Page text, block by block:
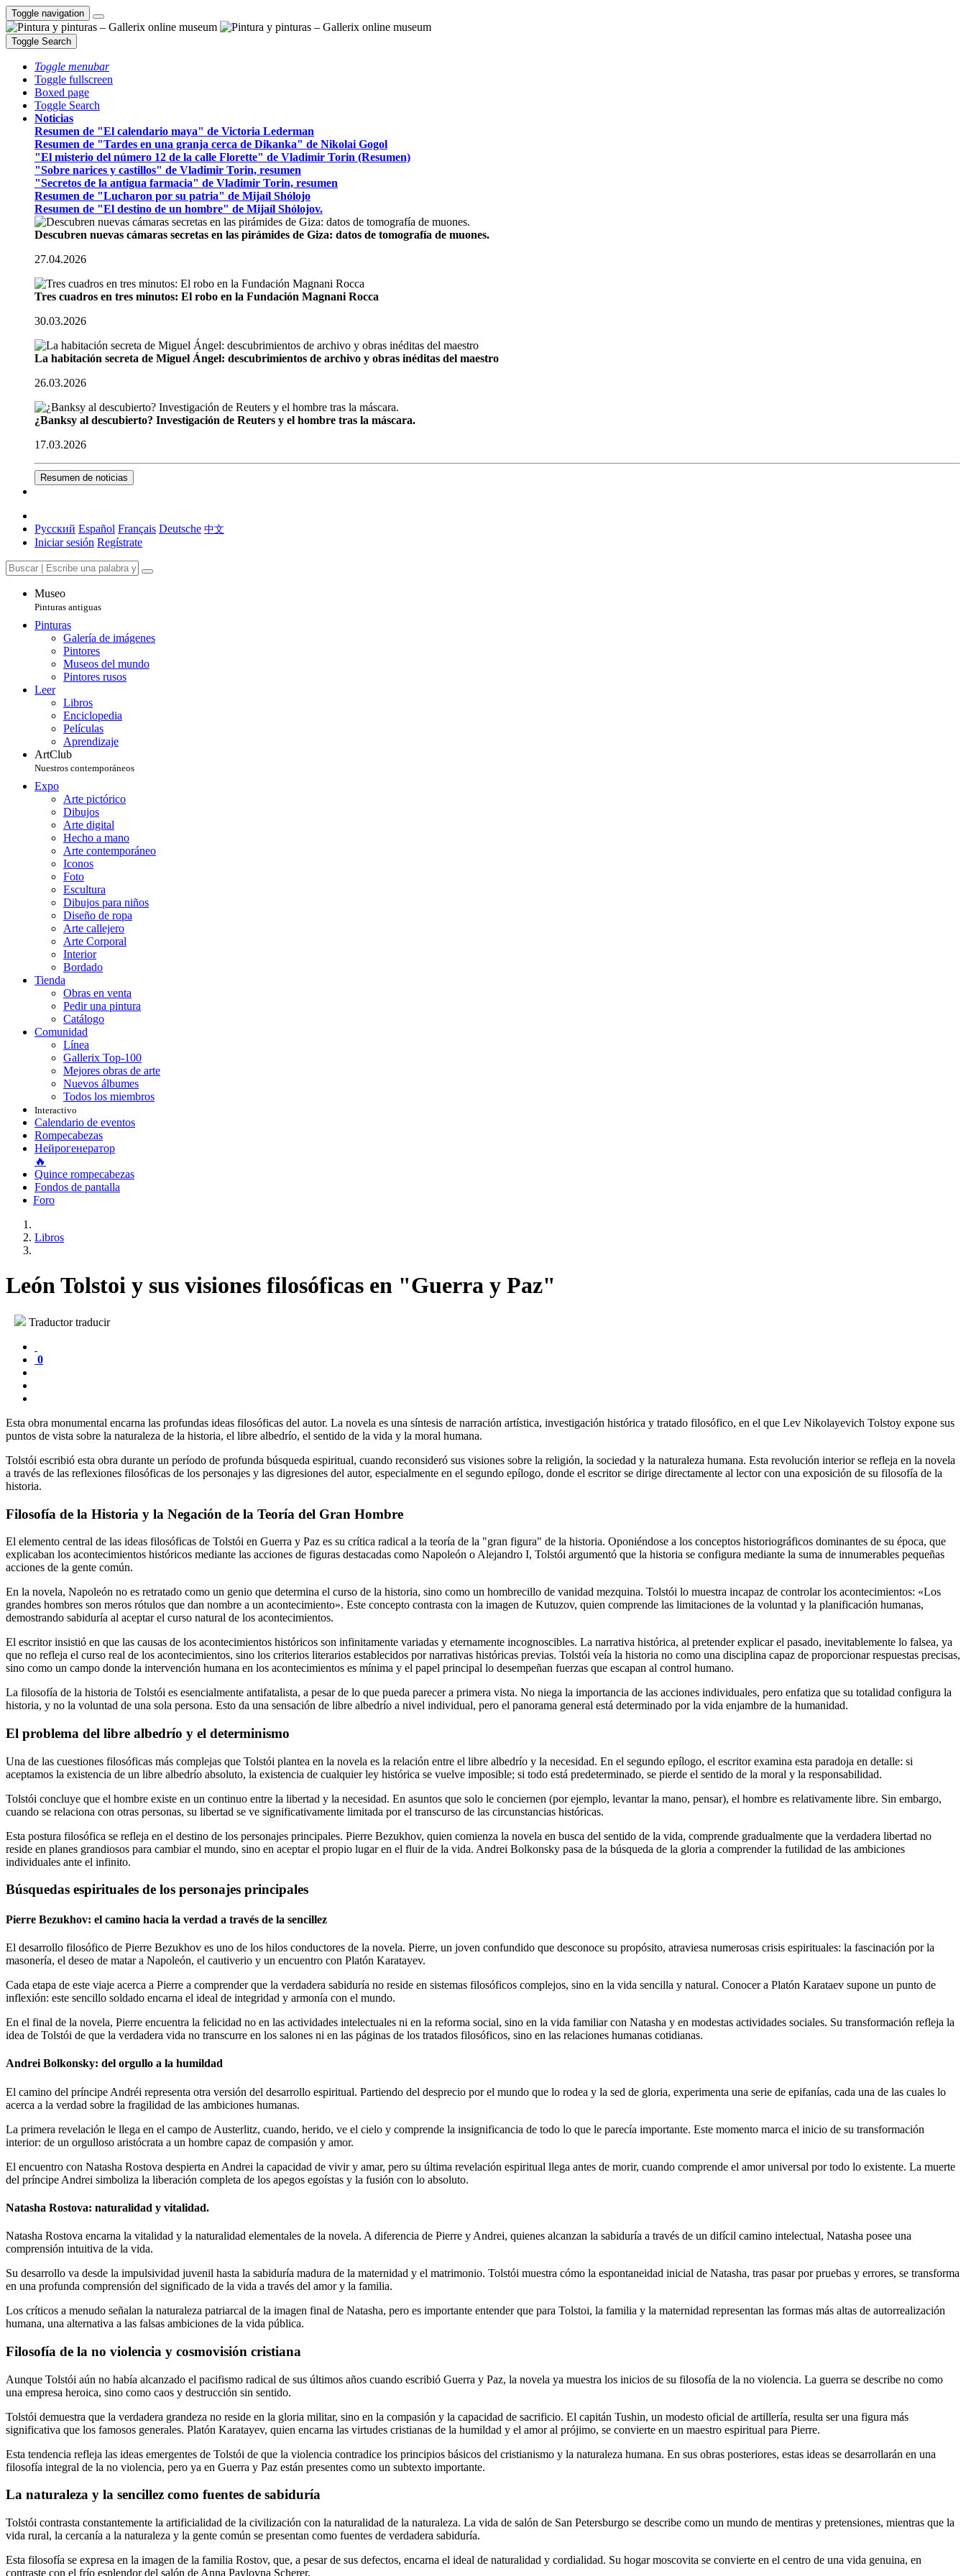
Toggle navigation
Toggle Search
Toggle menubar
Toggle fullscreen
Boxed page
Toggle Search
Noticias
Resumen de "El calendario maya" de Victoria Lederman
Resumen de "Tardes en una granja cerca de Dikanka" de Nikolai Gogol
"El misterio del número 12 de la calle Florette" de Vladimir Torin (Resumen)
"Sobre narices y castillos" de Vladimir Torin, resumen
"Secretos de la antigua farmacia" de Vladimir Torin, resumen
Resumen de "Lucharon por su patria" de Mijaíl Shólojo
Resumen de "El destino de un hombre" de Mijaíl Shólojov.
Descubren nuevas cámaras secretas en las pirámides de Giza: datos de tomografía de muones.
27.04.2026
Tres cuadros en tres minutos: El robo en la Fundación Magnani Rocca
30.03.2026
La habitación secreta de Miguel Ángel: descubrimientos de archivo y obras inéditas del maestro
26.03.2026
¿Banksy al descubierto? Investigación de Reuters y el hombre tras la máscara.
17.03.2026
Resumen de noticias
Русский Español Français Deutsche 中文
Iniciar sesión Regístrate
Museo
Pinturas antiguas
Pinturas
Galería de imágenes
Pintores
Museos del mundo
Pintores rusos
Leer
Libros
Enciclopedia
Películas
Aprendizaje
ArtClub
Nuestros contemporáneos
Expo
Arte pictórico
Dibujos
Arte digital
Hecho a mano
Arte contemporáneo
Iconos
Foto
Escultura
Dibujos para niños
Diseño de ropa
Arte callejero
Arte Corporal
Interior
Bordado
Tienda
Obras en venta
Pedir una pintura
Catálogo
Comunidad
Línea
Gallerix Top-100
Mejores obras de arte
Nuevos álbumes
Todos los miembros
Interactivo
Calendario de eventos
Rompecabezas
Нейрогенератор
🔥
Quince rompecabezas
Fondos de pantalla
Foro
Libros
León Tolstoi y sus visiones filosóficas en "Guerra y Paz"
Traductor traducir
0
Esta obra monumental encarna las profundas ideas filosóficas del autor. La novela es una síntesis de narración artística, investigación histórica y tratado filosófico, en el que Lev Nikolayevich Tolstoy expone sus
puntos de vista sobre la naturaleza de la historia, el libre albedrío, el sentido de la vida y la moral humana.
Tolstói escribió esta obra durante un período de profunda búsqueda espiritual, cuando reconsideró sus visiones sobre la religión, la sociedad y la naturaleza humana. Esta revolución interior se refleja en la novela
a través de las reflexiones filosóficas de los personajes y las digresiones del autor, especialmente en el segundo epílogo, donde el escritor se dirige directamente al lector con una exposición de su filosofía de la
historia.
Filosofía de la Historia y la Negación de la Teoría del Gran Hombre
El elemento central de las ideas filosóficas de Tolstói en Guerra y Paz es su crítica radical a la teoría de la "gran figura" de la historia. Oponiéndose a los conceptos historiográficos dominantes de su época, que
explicaban los acontecimientos históricos mediante las acciones de figuras destacadas como Napoleón o Alejandro I, Tolstói argumentó que la historia se configura mediante la suma de innumerables pequeñas
acciones de la gente común.
En la novela, Napoleón no es retratado como un genio que determina el curso de la historia, sino como un hombrecillo de vanidad mezquina. Tolstói lo muestra incapaz de controlar los acontecimientos: «Los
grandes hombres son meros rótulos que dan nombre a un acontecimiento». Este concepto contrasta con la imagen de Kutuzov, quien comprende las limitaciones de la voluntad y la planificación humanas,
demostrando sabiduría al aceptar el curso natural de los acontecimientos.
El escritor insistió en que las causas de los acontecimientos históricos son infinitamente variadas y eternamente incognoscibles. La narrativa histórica, al pretender explicar el pasado, inevitablemente lo falsea, ya
que no refleja el curso real de los acontecimientos, sino los criterios literarios establecidos por narrativas históricas previas. Tolstói veía la historia no como una disciplina capaz de proporcionar respuestas precisas,
sino como un campo donde la intervención humana en los acontecimientos es mínima y el papel principal lo desempeñan fuerzas que escapan al control humano.
La filosofía de la historia de Tolstói es esencialmente antifatalista, a pesar de lo que pueda parecer a primera vista. No niega la importancia de las acciones individuales, pero enfatiza que su totalidad configura la
historia, y no la voluntad de una sola persona. Esto da una sensación de libre albedrío a nivel individual, pero el panorama general está determinado por la vida enjambre de la humanidad.
El problema del libre albedrío y el determinismo
Una de las cuestiones filosóficas más complejas que Tolstói plantea en la novela es la relación entre el libre albedrío y la necesidad. En el segundo epílogo, el escritor examina esta paradoja en detalle: si
aceptamos la existencia de un libre albedrío absoluto, la existencia de cualquier ley histórica se vuelve imposible; si todo está predeterminado, se pierde el sentido de la moral y la responsabilidad.
Tolstói concluye que el hombre existe en un continuo entre la libertad y la necesidad. En asuntos que solo le conciernen (por ejemplo, levantar la mano, pensar), el hombre es relativamente libre. Sin embargo,
cuando se relaciona con otras personas, su libertad se ve significativamente limitada por el transcurso de las circunstancias históricas.
Esta postura filosófica se refleja en el destino de los personajes principales. Pierre Bezukhov, quien comienza la novela en busca del sentido de la vida, comprende gradualmente que la verdadera libertad no
reside en planes grandiosos para cambiar el mundo, sino en aceptar el propio lugar en el fluir de la vida. Andrei Bolkonsky pasa de la búsqueda de la gloria a comprender la futilidad de las ambiciones
individuales ante el infinito.
Búsquedas espirituales de los personajes principales
Pierre Bezukhov: el camino hacia la verdad a través de la sencillez
El desarrollo filosófico de Pierre Bezukhov es uno de los hilos conductores de la novela. Pierre, un joven confundido que desconoce su propósito, atraviesa numerosas crisis espirituales: la fascinación por la
masonería, el deseo de matar a Napoleón, el cautiverio y un encuentro con Platón Karatayev.
Cada etapa de este viaje acerca a Pierre a comprender que la verdadera sabiduría no reside en sistemas filosóficos complejos, sino en la vida sencilla y natural. Conocer a Platón Karataev supone un punto de
inflexión: este sencillo soldado encarna el ideal de integridad y armonía con el mundo.
En el final de la novela, Pierre encuentra la felicidad no en las actividades intelectuales ni en la reforma social, sino en la vida familiar con Natasha y en modestas actividades sociales. Su transformación refleja la
idea de Tolstói de que la verdadera vida no transcurre en los salones ni en las páginas de los tratados filosóficos, sino en las relaciones humanas cotidianas.
Andrei Bolkonsky: del orgullo a la humildad
El camino del príncipe Andréi representa otra versión del desarrollo espiritual. Partiendo del desprecio por el mundo que lo rodea y la sed de gloria, experimenta una serie de epifanías, cada una de las cuales lo
acerca a la verdad sobre la fragilidad de las ambiciones humanas.
La primera revelación le llega en el campo de Austerlitz, cuando, herido, ve el cielo y comprende la insignificancia de todo lo que le parecía importante. Este momento marca el inicio de su transformación
interior: de un orgulloso aristócrata a un hombre capaz de compasión y amor.
El encuentro con Natasha Rostova despierta en Andrei la capacidad de vivir y amar, pero su última revelación espiritual llega antes de morir, cuando comprende el amor universal por todo lo existente. La muerte
del príncipe Andrei simboliza la liberación completa de los apegos egoístas y la fusión con lo absoluto.
Natasha Rostova: naturalidad y vitalidad.
Natasha Rostova encarna la vitalidad y la naturalidad elementales de la novela. A diferencia de Pierre y Andrei, quienes alcanzan la sabiduría a través de un difícil camino intelectual, Natasha posee una
comprensión intuitiva de la vida.
Su desarrollo va desde la impulsividad juvenil hasta la sabiduría madura de la maternidad y el matrimonio. Tolstói muestra cómo la espontaneidad inicial de Natasha, tras pasar por pruebas y errores, se transforma
en una profunda comprensión del significado de la vida a través del amor y la familia.
Los críticos a menudo señalan la naturaleza patriarcal de la imagen final de Natasha, pero es importante entender que para Tolstoi, la familia y la maternidad representan las formas más altas de autorrealización
humana, una alternativa a las falsas ambiciones de la vida pública.
Filosofía de la no violencia y cosmovisión cristiana
Aunque Tolstói aún no había alcanzado el pacifismo radical de sus últimos años cuando escribió Guerra y Paz, la novela ya muestra los inicios de su filosofía de la no violencia. La guerra se describe no como
una empresa heroica, sino como caos y destrucción sin sentido.
Tolstói demuestra que la verdadera grandeza no reside en la gloria militar, sino en la compasión y la capacidad de sacrificio. El capitán Tushin, un modesto oficial de artillería, resulta ser una figura más
significativa que los famosos generales. Platón Karatayev, quien encarna las virtudes cristianas de la humildad y el amor al prójimo, se convierte en un maestro espiritual para Pierre.
Esta tendencia refleja las ideas emergentes de Tolstói de que la violencia contradice los principios básicos del cristianismo y la naturaleza humana. En sus obras posteriores, estas ideas se desarrollarán en una
filosofía integral de la no violencia, pero ya en Guerra y Paz están presentes como un subtexto importante.
La naturaleza y la sencillez como fuentes de sabiduría
Tolstói contrasta constantemente la artificialidad de la civilización con la naturalidad de la naturaleza. La vida de salón de San Petersburgo se describe como un mundo de mentiras y pretensiones, mientras que la
vida rural, la cercanía a la naturaleza y la gente común se presentan como fuentes de verdadera sabiduría.
Esta filosofía se expresa en la imagen de la familia Rostov, que, a pesar de sus defectos, encarna el ideal de naturalidad y cordialidad. Su hogar moscovita se convierte en el centro de una vida genuina, en
contraste con el frío esplendor del salón de Anna Pavlovna Scherer.